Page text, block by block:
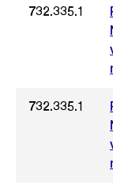
732.335.1
732.335.1